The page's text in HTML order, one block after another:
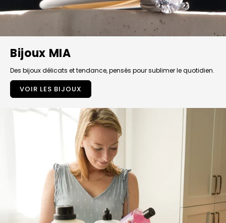
Bijoux MIA
Des bijoux délicats et tendance, pensés pour sublimer le quotidien.
VOIR LES BIJOUX